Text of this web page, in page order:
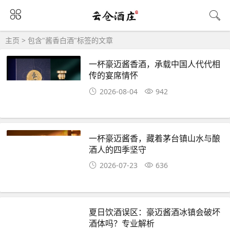
主页 > 包含"酱香白酒"标签的文章
一杯豪迈酱香酒，承载中国人代代相
传的宴席情怀
2026-08-04 942
一杯豪迈酱香，藏着茅台镇山水与酿
酒人的四季坚守
2026-07-23 636
夏日饮酒误区：豪迈酱酒冰镇会破坏
酒体吗？专业解析